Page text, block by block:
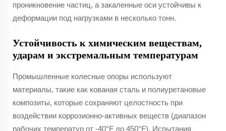
проникновение частиц, а закаленные оси устойчивы к
деформации под нагрузками в несколько тонн.
Устойчивость к химическим веществам,
ударам и экстремальным температурам
Промышленные колесные опоры используют
материалы, такие как кованая сталь и полиуретановые
композиты, которые сохраняют целостность при
воздействии коррозионно-активных веществ (диапазон
рабочих температур от -40°F до 450°F). Испытания